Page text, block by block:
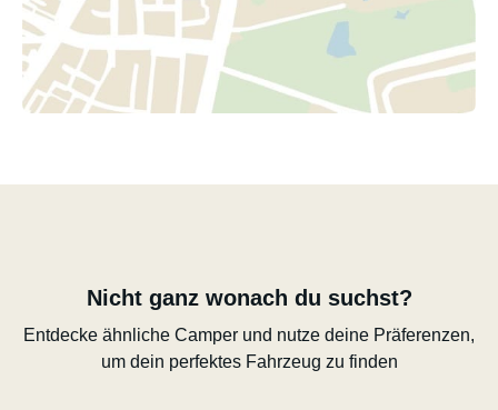
Nicht ganz wonach du suchst?
Entdecke ähnliche Camper und nutze deine Präferenzen,
um dein perfektes Fahrzeug zu finden